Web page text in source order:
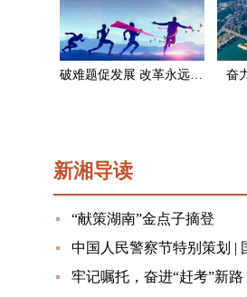
破难题促发展 改革永远在路上 奋
新湘导读
“献策湖南”金点子摘登
中国人民警察节特别策划 |
牢记嘱托，奋进“赶考”新路